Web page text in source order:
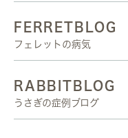
FERRETBLOG
フェレットの病気
RABBITBLOG
うさぎの症例ブログ